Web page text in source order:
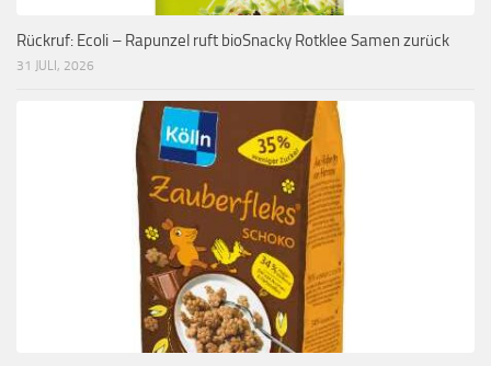
Rückruf: Ecoli – Rapunzel ruft bioSnacky Rotklee Samen zurück
31 JULI, 2026